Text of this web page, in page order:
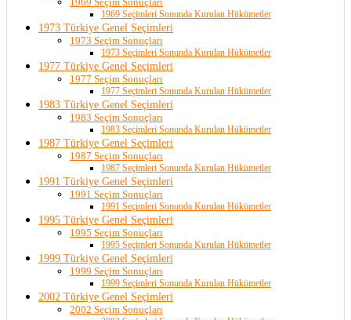
1969 Seçimleri Sonunda Kurulan Hükümetler
1973 Türkiye Genel Seçimleri
1973 Seçim Sonuçları
1973 Seçimleri Sonunda Kurulan Hükümetler
1977 Türkiye Genel Seçimleri
1977 Seçim Sonuçları
1977 Seçimleri Sonunda Kurulan Hükümetler
1983 Türkiye Genel Seçimleri
1983 Seçim Sonuçları
1983 Seçimleri Sonunda Kurulan Hükümetler
1987 Türkiye Genel Seçimleri
1987 Seçim Sonuçları
1987 Seçimleri Sonunda Kurulan Hükümetler
1991 Türkiye Genel Seçimleri
1991 Seçim Sonuçları
1991 Seçimleri Sonunda Kurulan Hükümetler
1995 Türkiye Genel Seçimleri
1995 Seçim Sonuçları
1995 Seçimleri Sonunda Kurulan Hükümetler
1999 Türkiye Genel Seçimleri
1999 Seçim Sonuçları
1999 Seçimleri Sonunda Kurulan Hükümetler
2002 Türkiye Genel Seçimleri
2002 Seçim Sonuçları